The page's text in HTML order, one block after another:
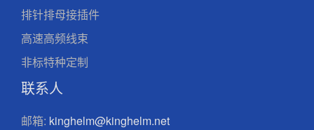
排针排母接插件
高速高频线束
非标特种定制
联系人
邮箱: kinghelm@kinghelm.net